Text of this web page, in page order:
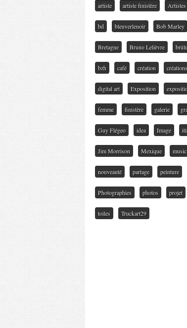
artiste artiste finistère Artistes
bd bleuverlenoir Bob Marley
Bretagne Bruno Lelièvre
bzh café création créations
digital art Exposition
femme finistère galerie
Guy Flégeo idea Image
Jim Morrison Mexique music
nouveauté partage peinture
Photographies photos projet
toiles Truckart29